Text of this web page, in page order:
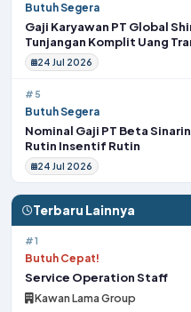
Butuh Segera
Gaji Karyawan PT Global
Tunjangan Komplit Uang
24 Jul 2026
#5
Butuh Segera
Nominal Gaji PT Beta
Rutin Insentif Rutin
24 Jul 2026
Terbaru Lainnya
#1
Butuh Cepat!
Service Operation Staff
Kawan Lama Group